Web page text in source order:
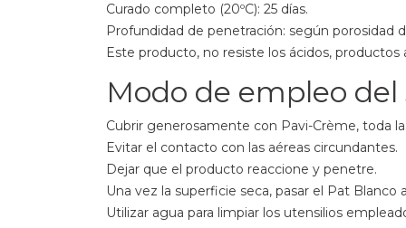
Curado completo (20ºC): 25 días.
Profundidad de penetración: según porosidad
Este producto, no resiste los ácidos,
Modo de empleo
Cubrir generosamente con Pavi-Crème, toda
Evitar el contacto con las aéreas circundantes.
Dejar que el producto reaccione y penetre.
Una vez la superficie seca, pasar el Pat
Utilizar agua para limpiar los utensilios